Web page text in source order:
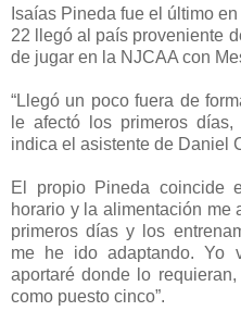
Isaías Pineda fue el último
22 llegó al país proveniente
de jugar en la NJCAA con
“Llegó un poco fuera de
le afectó los primeros
indica el asistente de Daniel
El propio Pineda coincide
horario y la alimentación me
primeros días y los
me he ido adaptando. Yo
aportaré donde lo
como puesto cinco”.